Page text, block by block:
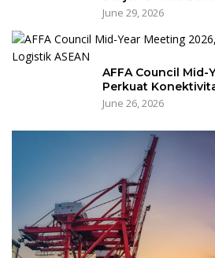
June 29, 2026
AFFA Council Mid-
Perkuat
June 26, 2026